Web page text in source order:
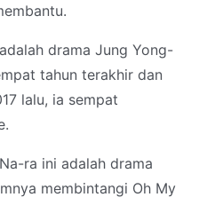
drama Jung Yong-
tahun terakhir dan
lalu, ia sempat
ra ini adalah drama
membintangi Oh My